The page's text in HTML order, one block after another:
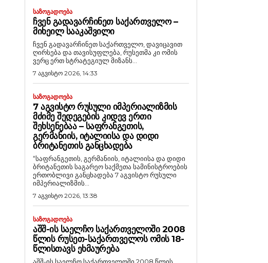
ᲡᲐᲖᲝᲒᲐᲓᲝᲔᲑᲐ
ᲩᲕᲔᲜ ᲒᲐᲓᲐᲕᲐᲠᲩᲘᲜᲔᲗ ᲡᲐᲥᲐᲠᲗᲕᲔᲚᲝ –
ᲛᲘᲮᲔᲘᲚ ᲡᲐᲐᲙᲐᲨᲕᲘᲚᲘ
ჩვენ გადავარჩინეთ საქართველო, დავიცავით
ღირსება და თავისუფლება, რუსეთმა კი ომის
ვერც ერთ სტრატეგიულ მიზანს...
7 აგვისტო 2026, 14:33
ᲡᲐᲖᲝᲒᲐᲓᲝᲔᲑᲐ
7 ᲐᲒᲕᲘᲡᲢᲝ ᲠᲣᲡᲣᲚᲘ ᲘᲛᲞᲔᲠᲘᲐᲚᲘᲖᲛᲘᲡ
ᲛᲫᲘᲛᲔ ᲨᲔᲓᲔᲒᲔᲑᲘᲡ ᲙᲘᲓᲔᲕ ᲔᲠᲗᲘ
ᲨᲔᲮᲡᲔᲜᲔᲑᲐᲐ – ᲡᲐᲤᲠᲐᲜᲒᲔᲗᲘᲡ,
ᲒᲔᲠᲛᲐᲜᲘᲘᲡ, ᲘᲢᲐᲚᲘᲘᲡᲐ ᲓᲐ ᲓᲘᲓᲘ
ᲑᲠᲘᲢᲐᲜᲔᲗᲘᲡ ᲒᲐᲜᲪᲮᲐᲓᲔᲑᲐ
“საფრანგეთის, გერმანიის, იტალიისა და დიდი
ბრიტანეთის საგარეო საქმეთა სამინისტროების
ერთობლივი განცხადება 7 აგვისტო რუსული
იმპერიალიზმის...
7 აგვისტო 2026, 13:38
ᲡᲐᲖᲝᲒᲐᲓᲝᲔᲑᲐ
ᲐᲨᲨ-ᲘᲡ ᲡᲐᲔᲚᲩᲝ ᲡᲐᲥᲐᲠᲗᲕᲔᲚᲝᲨᲘ 2008
ᲬᲚᲘᲡ ᲠᲣᲡᲔᲗ-ᲡᲐᲥᲐᲠᲗᲕᲔᲚᲝᲡ ᲝᲛᲘᲡ 18-
ᲬᲚᲘᲡᲗᲐᲕᲡ ᲔᲮᲛᲐᲣᲠᲔᲑᲐ